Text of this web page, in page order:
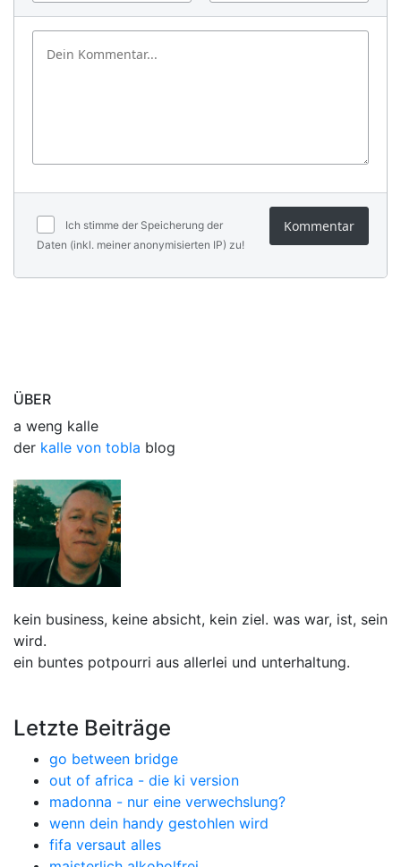
Ich stimme der Speicherung der
Daten (inkl. meiner anonymisierten IP) zu!
Kommentar
ÜBER
a weng kalle
der kalle von tobla blog
kein business, keine absicht, kein ziel. was war, ist, sein
wird.
ein buntes potpourri aus allerlei und unterhaltung.
Letzte Beiträge
go between bridge
out of africa - die ki version
madonna - nur eine verwechslung?
wenn dein handy gestohlen wird
fifa versaut alles